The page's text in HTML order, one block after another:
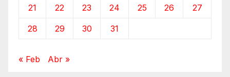
21 22 23 24 25 26 27
28 29 30 31
« Feb Abr »